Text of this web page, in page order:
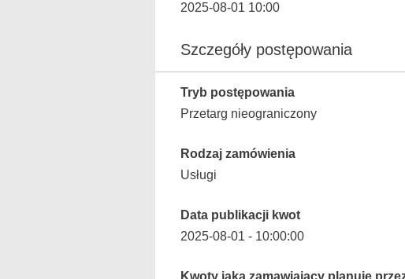
2025-08-01 10:00
Szczegóły postępowania
Tryb postępowania
Przetarg nieograniczony
Rodzaj zamówienia
Usługi
Data publikacji kwot
2025-08-01 - 10:00:00
Kwoty jaką zamawiający planuje